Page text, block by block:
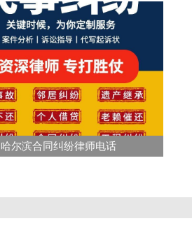
哈尔滨合同纠纷律师电话